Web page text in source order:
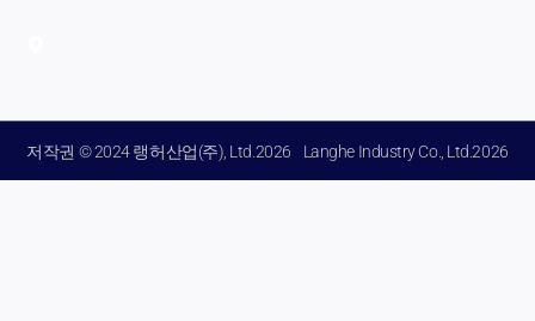
저작권 © 2024 랭허산업(주), Ltd.2026 Langhe Industry Co., Ltd.2026